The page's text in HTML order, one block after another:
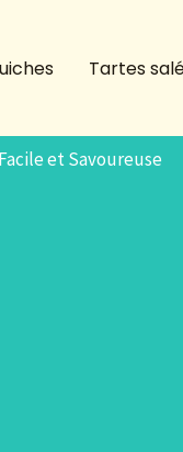
Tartes
et Savoureuse